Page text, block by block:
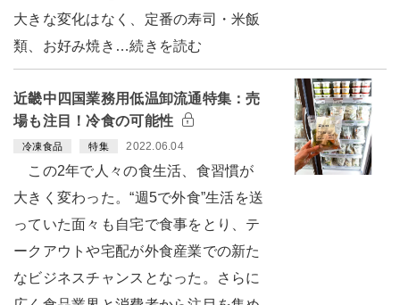
大きな変化はなく、定番の寿司・米飯
類、お好み焼き…続きを読む
近畿中四国業務用低温卸流通特集：売
場も注目！冷食の可能性
冷凍食品 特集 2022.06.04
この2年で人々の食生活、食習慣が
大きく変わった。“週5で外食”生活を送
っていた面々も自宅で食事をとり、テ
ークアウトや宅配が外食産業での新た
なビジネスチャンスとなった。さらに